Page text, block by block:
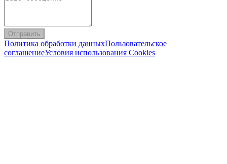
Отправить
Политика обработки данныхПользовательское
соглашениеУсловия использования Cookies